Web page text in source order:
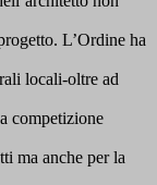
L’Ordine ha
locali-oltre ad
competizione
ma anche per la